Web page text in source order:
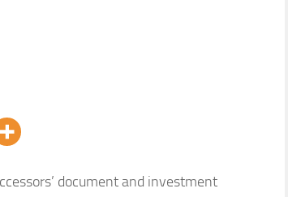
document and investment